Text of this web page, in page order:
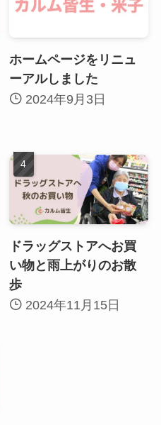
ホームページをリニュ
ーアルしました
2024年9月3日
ドラッグストアへお買
い物と雨上がりのお散
歩
2024年11月15日